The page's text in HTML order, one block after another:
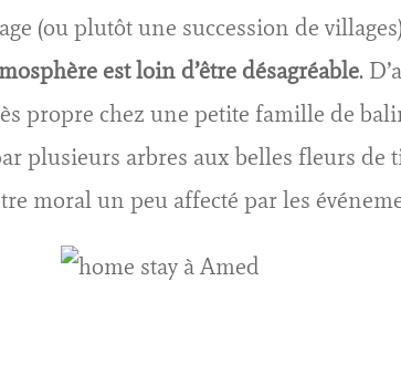
(ou plutôt une succession de
est loin d’être désagréable.
propre chez une petite famille de
plusieurs arbres aux belles fleurs de
moral un peu affecté par les